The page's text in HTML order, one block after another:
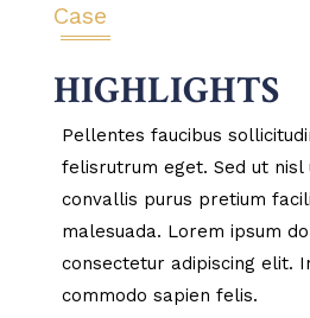
Case
HIGHLIGHTS
Pellentes faucibus
felisrutrum eget. Sed ut nisl
convallis purus pretium
malesuada. Lorem ipsum
consectetur adipiscing elit.
commodo sapien felis.